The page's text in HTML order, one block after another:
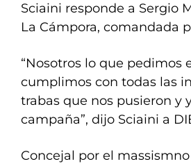
Sciaini responde a Sergio
La Cámpora, comandada
“Nosotros lo que pedimos
cumplimos con todas las
trabas que nos pusieron y
campaña”, dijo Sciaini a
Concejal por el